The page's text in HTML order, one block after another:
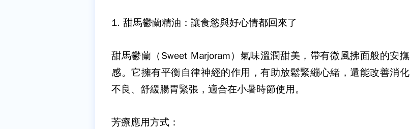
1. 甜馬鬱蘭精油：讓食慾與好心情都回來了
甜馬鬱蘭（ Sweet Marjoram）氣味溫潤甜美，帶有微風拂面般的安撫
感。它擁有平衡自律神經的作用，有助放鬆緊繃心緒，還能改善消化
不良、舒緩腸胃緊張，適合在小暑時節使用。
芳療應用方式：